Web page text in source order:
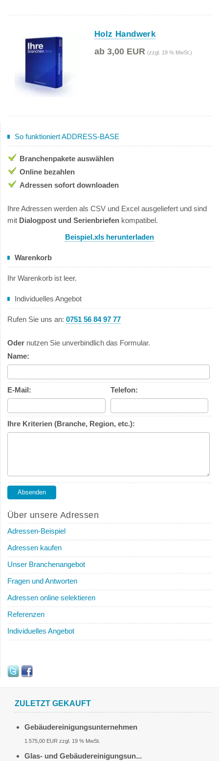
Holz Handwerk
ab 3,00 EUR (zzgl. 19 % MwSt.)
So funktioniert ADDRESS-BASE
Branchenpakete auswählen
Online bezahlen
Adressen sofort downloaden
Ihre Adressen werden als CSV und Excel ausgeliefert und sind
mit Dialogpost und Serienbriefen kompatibel.
Beispiel.xls herunterladen
Warenkorb
Ihr Warenkorb ist leer.
Individuelles Angebot
Rufen Sie uns an: 0751 56 84 97 77
Oder nutzen Sie unverbindlich das Formular.
Name:
E-Mail: Telefon:
Ihre Kriterien (Branche, Region, etc.):
Über unsere Adressen
Adressen-Beispiel
Adressen kaufen
Unser Branchenangebot
Fragen und Antworten
Adressen online selektieren
Referenzen
Individuelles Angebot
ZULETZT GEKAUFT
Gebäudereinigungsunternehmen
1.575,00 EUR zzgl. 19 % MwSt.
Glas- und Gebäudereinigungsun...